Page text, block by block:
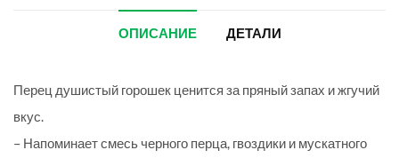
ОПИСАНИЕ ДЕТАЛИ
Перец душистый горошек ценится за пряный запах и жгучий
вкус.
– Напоминает смесь черного перца, гвоздики и мускатного